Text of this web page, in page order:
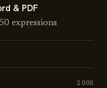
& PDF
expressions
2 000